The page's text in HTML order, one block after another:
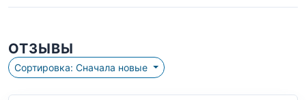
ОТЗЫВЫ
Сортировка: Сначала новые